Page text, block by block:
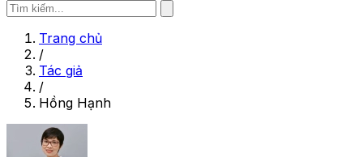
Trang chủ
/
Tác giả
/
Hồng Hạnh